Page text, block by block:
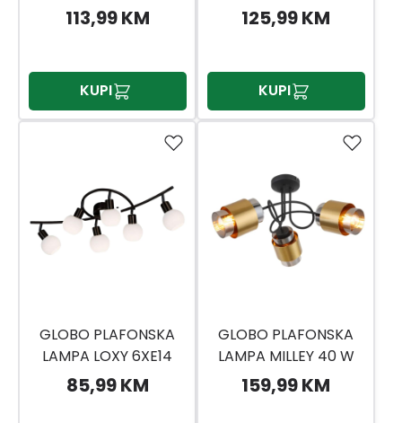
113,99 KM
KUPI
125,99 KM
KUPI
GLOBO PLAFONSKA
LAMPA LOXY 6XE14
40W
85,99 KM
GLOBO PLAFONSKA
LAMPA MILLEY 40 W
159,99 KM